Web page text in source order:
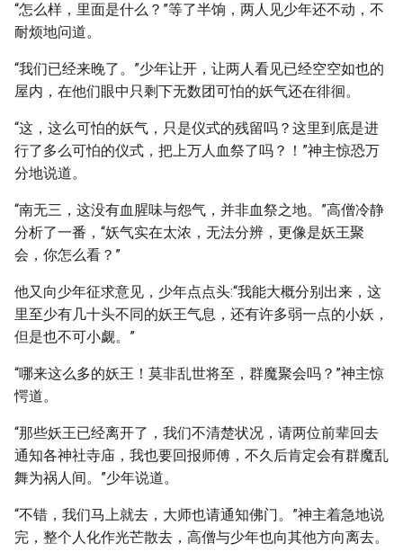
“怎么样，里面是什么？”等了半饷，两人见少年还不动，不
耐烦地问道。
“我们已经来晚了。”少年让开，让两人看见已经空空如也的
屋内，在他们眼中只剩下无数团可怕的妖气还在徘徊。
“这，这么可怕的妖气，只是仪式的残留吗？这里到底是进
行了多么可怕的仪式，把上万人血祭了吗？！”神主惊恐万
分地说道。
“南无三，这没有血腥味与怨气，并非血祭之地。”高僧冷静
分析了一番，“妖气实在太浓，无法分辨，更像是妖王聚
会，你怎么看？”
他又向少年征求意见，少年点点头:“我能大概分别出来，这
里至少有几十头不同的妖王气息，还有许多弱一点的小妖，
但是也不可小觑。”
“哪来这么多的妖王！莫非乱世将至，群魔聚会吗？”神主惊
愕道。
“那些妖王已经离开了，我们不清楚状况，请两位前辈回去
通知各神社寺庙，我也要回报师傅，不久后肯定会有群魔乱
舞为祸人间。”少年说道。
“不错，我们马上就去，大师也请通知佛门。”神主着急地说
完，整个人化作光芒散去，高僧与少年也向其他方向离去。